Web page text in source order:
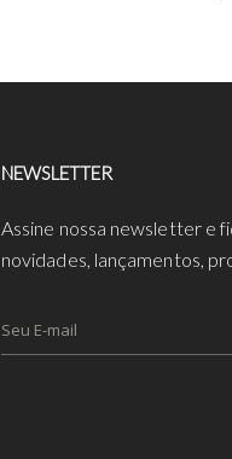
NEWSLETTER
Assine nossa newsletter e
novidades, lançamentos,